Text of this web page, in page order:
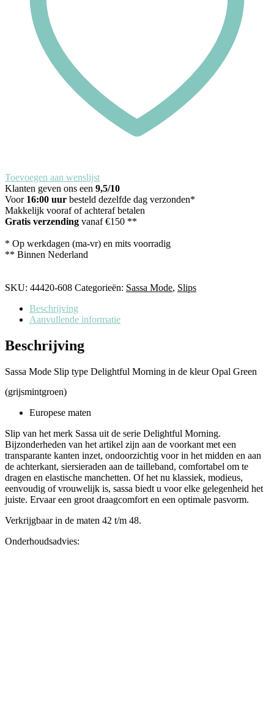
Toevoegen aan wenslijst
Klanten geven ons een 9,5/10
Voor 16:00 uur besteld dezelfde dag verzonden*
Makkelijk vooraf of achteraf betalen
Gratis verzending vanaf €150 **
* Op werkdagen (ma-vr) en mits voorradig
** Binnen Nederland
SKU: 44420-608 Categorieën: Sassa Mode, Slips
Beschrijving
Aanvullende informatie
Beschrijving
Sassa Mode Slip type Delightful Morning in de kleur Opal Green
(grijsmintgroen)
Europese maten
Slip van het merk Sassa uit de serie Delightful Morning.
Bijzonderheden van het artikel zijn aan de voorkant met een
transparante kanten inzet, ondoorzichtig voor in het midden en aan
de achterkant, siersieraden aan de tailleband, comfortabel om te
dragen en elastische manchetten. Of het nu klassiek, modieus,
eenvoudig of vrouwelijk is, sassa biedt u voor elke gelegenheid het
juiste. Ervaar een groot draagcomfort en een optimale pasvorm.
Verkrijgbaar in de maten 42 t/m 48.
Onderhoudsadvies: